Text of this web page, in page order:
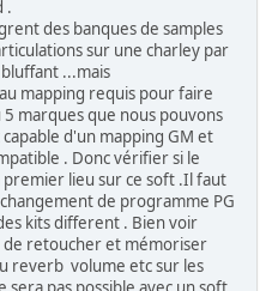
.
des banques de samples
sur une charley par
...mais
mapping requis pour faire
marques que nous pouvons
d'un mapping GM et
. Donc vérifier si le
lieu sur ce soft .Il faut
de programme PG
kits different . Bien voir
de retoucher et mémoriser
reverb volume etc sur les